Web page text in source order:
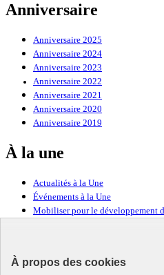
À propos des cookies
Anniversaire
Anniversaire 2025
Anniversaire 2024
Anniversaire 2023
Anniversaire 2022
Anniversaire 2021
Anniversaire 2020
Anniversaire 2019
À la une
Actualités à la Une
Événements à la Une
Mobiliser pour le développement
Ressources